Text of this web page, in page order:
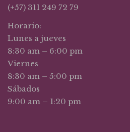
(+57) 311 249 72 79
Horario:
Lunes a jueves
8:30 am – 6:00 pm
Viernes
8:30 am – 5:00 pm
Sábados
9:00 am – 1:20 pm